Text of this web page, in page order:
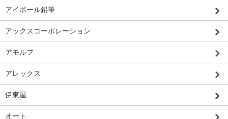
アイボール鉛筆
アックスコーポレーション
アモルフ
アレックス
伊東屋
オート